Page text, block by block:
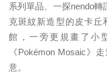
系列單品、一探nendo
克斑紋新造型的皮卡丘
館，一旁更規畫了小
《Pokémon Mosaic》
意。